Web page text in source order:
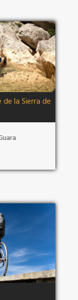
la Sierra de